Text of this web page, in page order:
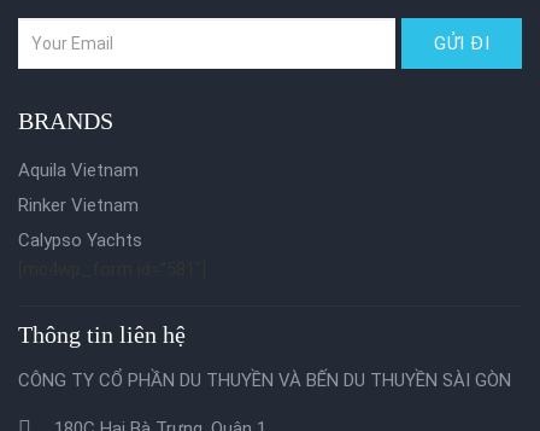
BRANDS
Aquila Vietnam
Rinker Vietnam
Calypso Yachts
Thông tin liên hệ
CÔNG TY CỔ PHẦN DU THUYỀN VÀ BẾN DU THUYỀN SÀI GÒN